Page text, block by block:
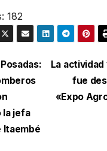
182
La
fue
«Expo
Posadas:
la jefa
Itaembé